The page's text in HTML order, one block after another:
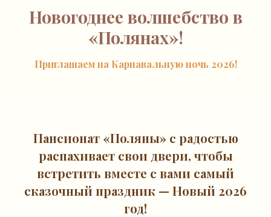
Новогоднее волшебство в
«Полянах»!
Приглашаем на Карнавальную ночь 2026!
Пансионат «Поляны» с радостью
распахивает свои двери, чтобы
встретить вместе с вами самый
сказочный праздник — Новый 2026
год!